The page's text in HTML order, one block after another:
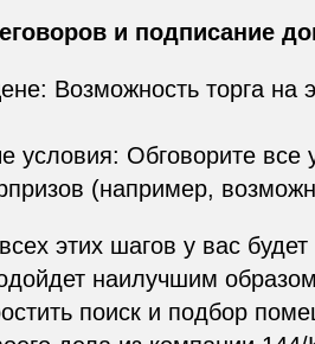
и подписание
Возможность торга на
условия: Обговорите все
(например,
этих шагов у вас
наилучшим
поиск и подбор